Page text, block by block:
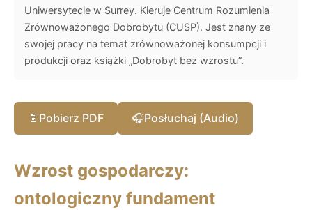
Uniwersytecie w Surrey. Kieruje Centrum Rozumienia
Zrównoważonego Dobrobytu (CUSP). Jest znany ze
swojej pracy na temat zrównoważonej konsumpcji i
produkcji oraz książki „Dobrobyt bez wzrostu”.
📄 Pobierz PDF 🎧Posłuchaj (Audio)
Wzrost gospodarczy:
ontologiczny fundament